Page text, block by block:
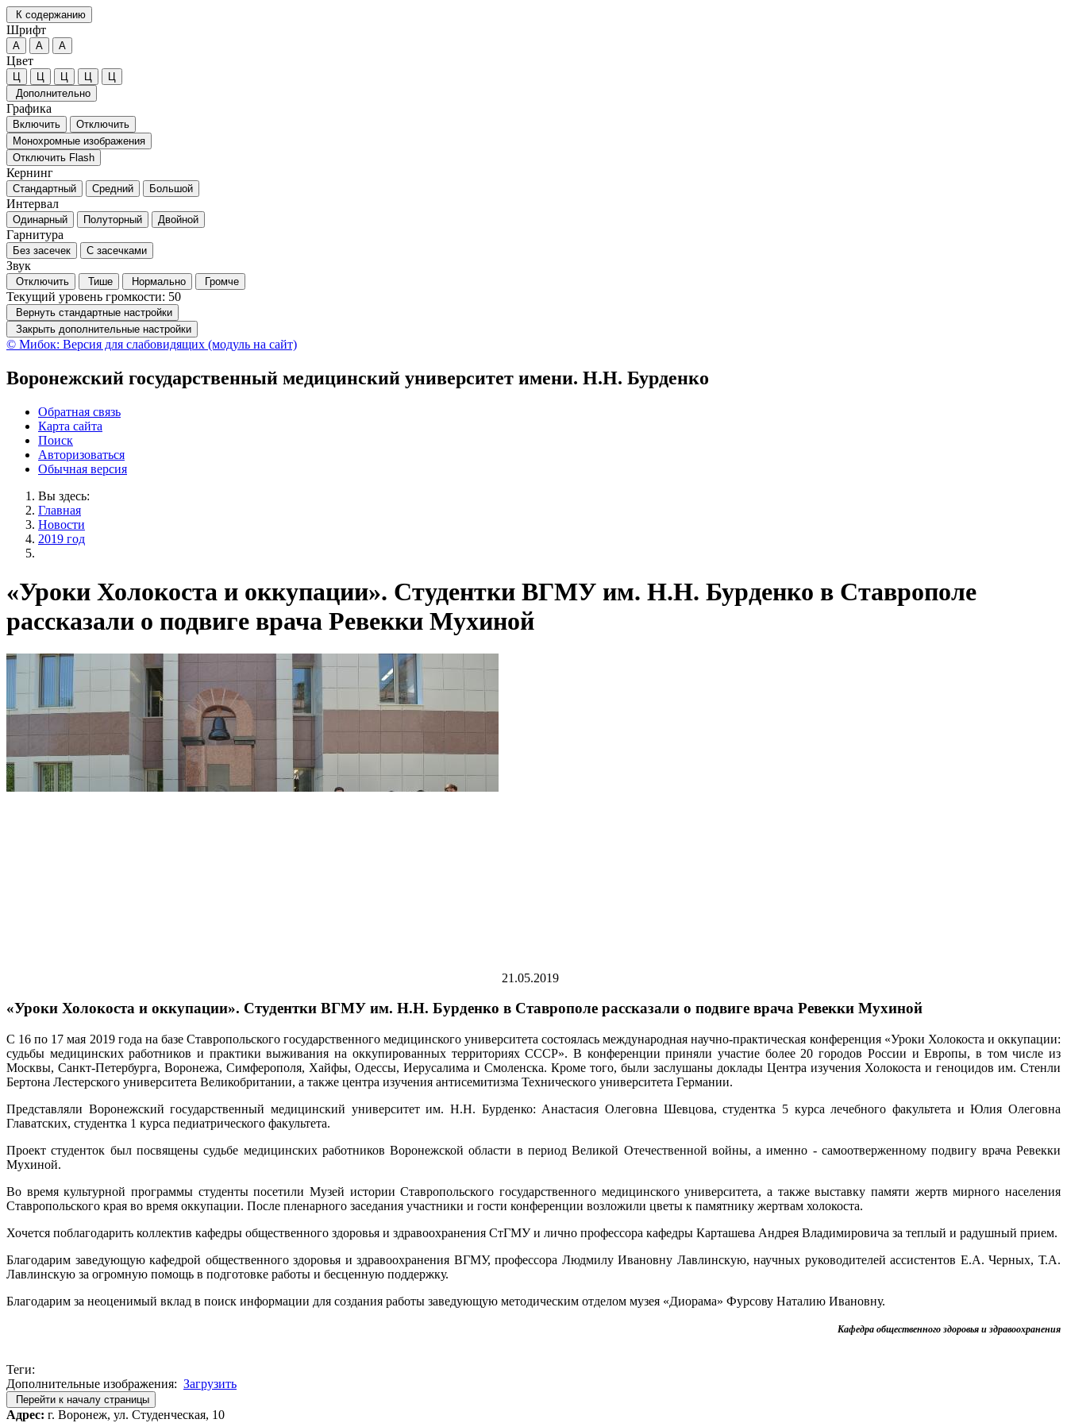
К содержанию
Шрифт
А А А
Цвет
Ц Ц Ц Ц
Ц
Дополнительно
Графика
Включить
Отключить
Монохромные изображения
Отключить Flash
Кернинг
Стандартный Средний Большой
Интервал
Одинарный Полуторный Двойной
Гарнитура
Без засечек С засечками
Звук
Отключить Тише Нормально Громче
Текущий уровень громкости: 50
Вернуть стандартные настройки
Закрыть дополнительные настройки
© Мибок: Версия для слабовидящих (модуль на сайт)
Воронежский государственный медицинский университет имени. Н.Н. Бурденко
Обратная связь
Карта сайта
Поиск
Авторизоваться
Обычная версия
Вы здесь:
Главная
Новости
2019 год
«Уроки Холокоста и оккупации». Студентки ВГМУ им. Н.Н. Бурденко в Ставрополе
рассказали о подвиге врача Ревекки Мухиной
21.05.2019
«Уроки Холокоста и оккупации». Студентки ВГМУ им. Н.Н. Бурденко в Ставрополе рассказали о подвиге врача Ревекки Мухиной
С 16 по 17 мая 2019 года на базе Ставропольского государственного медицинского университета состоялась международная научно-практическая конференция «Уроки Холокоста и оккупации:
судьбы медицинских работников и практики выживания на оккупированных территориях СССР». В конференции приняли участие более 20 городов России и Европы, в том числе из
Москвы, Санкт-Петербурга, Воронежа, Симферополя, Хайфы, Одессы, Иерусалима и Смоленска. Кроме того, были заслушаны доклады Центра изучения Холокоста и геноцидов им. Стенли
Бертона Лестерского университета Великобритании, а также центра изучения антисемитизма Технического университета Германии.
Представляли Воронежский государственный медицинский университет им. Н.Н. Бурденко: Анастасия Олеговна Шевцова, студентка 5 курса лечебного факультета и Юлия Олеговна
Главатских, студентка 1 курса педиатрического факультета.
Проект студенток был посвящены судьбе медицинских работников Воронежской области в период Великой Отечественной войны, а именно - самоотверженному подвигу врача Ревекки
Мухиной.
Во время культурной программы студенты посетили Музей истории Ставропольского государственного медицинского университета, а также выставку памяти жертв мирного населения
Ставропольского края во время оккупации. После пленарного заседания участники и гости конференции возложили цветы к памятнику жертвам холокоста.
Хочется поблагодарить коллектив кафедры общественного здоровья и здравоохранения СтГМУ и лично профессора кафедры Карташева Андрея Владимировича за теплый и радушный прием.
Благодарим заведующую кафедрой общественного здоровья и здравоохранения ВГМУ, профессора Людмилу Ивановну Лавлинскую, научных руководителей ассистентов Е.А. Черных, Т.А.
Лавлинскую за огромную помощь в подготовке работы и бесценную поддержку.
Благодарим за неоценимый вклад в поиск информации для создания работы заведующую методическим отделом музея «Диорама» Фурсову Наталию Ивановну.
Кафедра общественного здоровья и здравоохранения
Теги:
Дополнительные изображения: Загрузить
Перейти к началу страницы
Адрес: г. Воронеж, ул. Студенческая, 10